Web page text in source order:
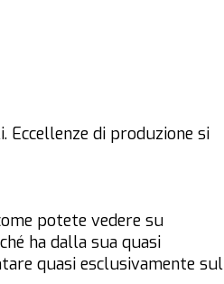
di produzione si
potete vedere su
ha dalla sua quasi
quasi esclusivamente sul